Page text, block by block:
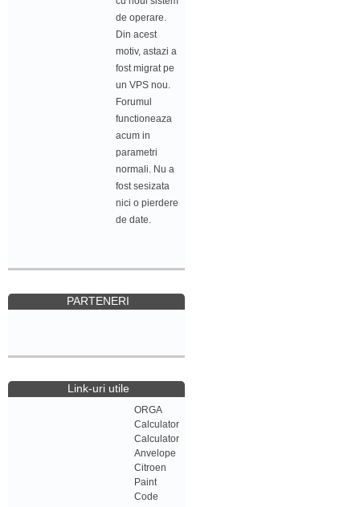
de operare.
Din acest
motiv, astazi a
fost migrat pe
un VPS nou.
Forumul
functioneaza
acum in
parametri
normali. Nu a
fost sesizata
nici o pierdere
de date.
PARTENERI
Link-uri utile
ORGA
Calculator
Calculator
Anvelope
Citroen
Paint
Code